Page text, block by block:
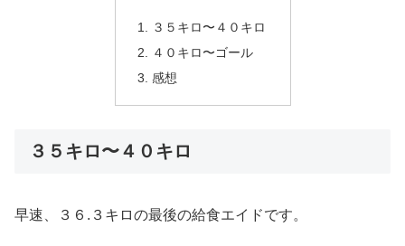
３５キロ〜４０キロ
４０キロ〜ゴール
感想
３５キロ〜４０キロ
早速、３６.３キロの最後の給食エイドです。